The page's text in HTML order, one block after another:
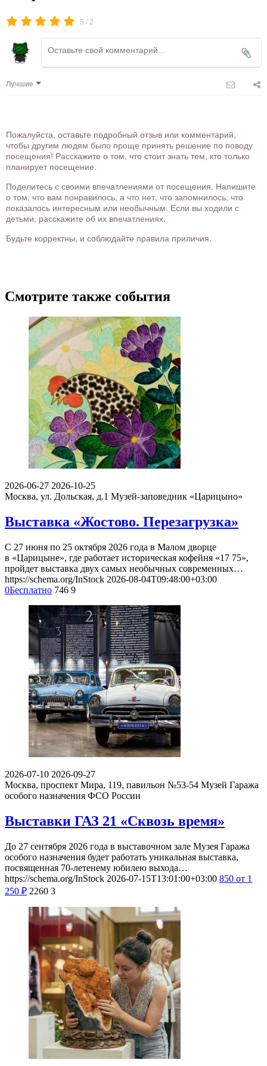
5 /2
Лучшие
Пожалуйста, оставьте подробный отзыв или комментарий,
чтобы другим людям было проще принять решение по поводу
посещения! Расскажите о том, что стоит знать тем, кто только
планирует посещение.
Поделитесь с своими впечатлениями от посещения. Напишите
о том, что вам понравилось, а что нет, что запомнилось, что
показалось интересным или необычным. Если вы ходили с
детьми, расскажите об их впечатлениях.
Будьте корректны, и соблюдайте правила приличия.
Смотрите также события
2026-06-27 2026-10-25
Москва, ул. Дольская, д.1 Музей-заповедник «Царицыно»
Выставка «Жостово. Перезагрузка»
С 27 июня по 25 октября 2026 года в Малом дворце
в «Царицыне», где работает историческая кофейня «17 75»,
пройдет выставка двух самых необычных современных…
https://schema.org/InStock 2026-08-04T09:48:00+03:00
0Бесплатно 746 9
2026-07-10 2026-09-27
Москва, проспект Мира, 119, павильон №53-54 Музей Гаража
особого назначения ФСО России
Выставки ГАЗ 21 «Сквозь время»
До 27 сентября 2026 года в выставочном зале Музея Гаража
особого назначения будет работать уникальная выставка,
посвященная 70-летенему юбилею выхода…
https://schema.org/InStock 2026-07-15T13:01:00+03:00 850 от 1
250 ₽ 2260 3